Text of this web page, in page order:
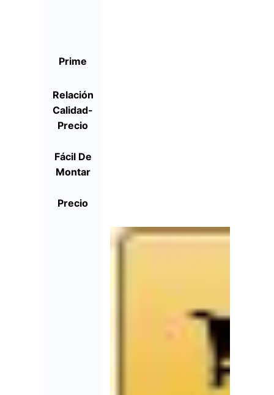
Prime
Relación
Calidad-
Precio
Fácil De
Montar
Precio